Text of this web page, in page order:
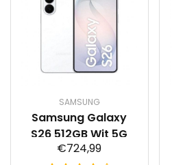
SAMSUNG
Samsung Galaxy
S26 512GB Wit 5G
€724,99